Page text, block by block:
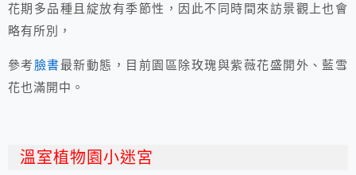
花期多品種且綻放有季節性，因此不同時間來訪景觀上也會
略有所別，
參考 臉書最新動態，目前園區除玫瑰與紫薇花盛開外、藍雪
花也滿開中。
溫室植物園小迷宮